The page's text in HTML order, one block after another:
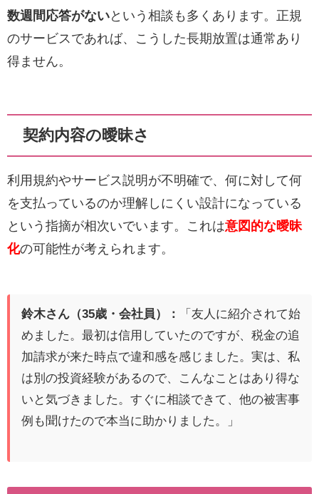
数週間応答がないという相談も多くあります。正規
のサービスであれば、こうした長期放置は通常あり
得ません。
契約内容の曖昧さ
利用規約やサービス説明が不明確で、何に対して何
を支払っているのか理解しにくい設計になっている
という指摘が相次いでいます。これは意図的な曖昧
化の可能性が考えられます。
鈴木さん（35歳・会社員）：
「友人に紹介されて始
めました。最初は信用していたのですが、税金の追
加請求が来た時点で違和感を感じました。実は、私
は別の投資経験があるので、こんなことはあり得な
いと気づきました。すぐに相談できて、他の被害事
例も聞けたので本当に助かりました。」